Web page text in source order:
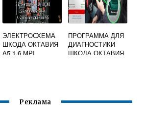
ЭЛЕКТРОСХЕМА
ШКОДА ОКТАВИЯ
А5 1.6 MPI
ПРОГРАММА ДЛЯ
ДИАГНОСТИКИ
ШКОДА ОКТАВИЯ
Реклама